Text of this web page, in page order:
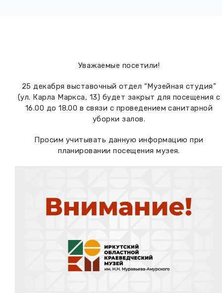
Проекты и программы
Научные издания
Новости
Дирекция
КПЦ им. свт. Иннокентия (Вениаминова)
Научно-фондовый отдел
Мемориальный дом А.М. Тюрюмина
Передвижные выставки
Отчетность
Профессиональные мероприятия
Уважаемые посетили!
25 декабря выставочный отдел “Музейная студия”
(ул. Карла Маркса, 13) будет закрыт для посещения с
16.00 до 18.00 в связи с проведением санитарной
уборки залов.
Просим учитывать данную информацию при
планировании посещения музея.